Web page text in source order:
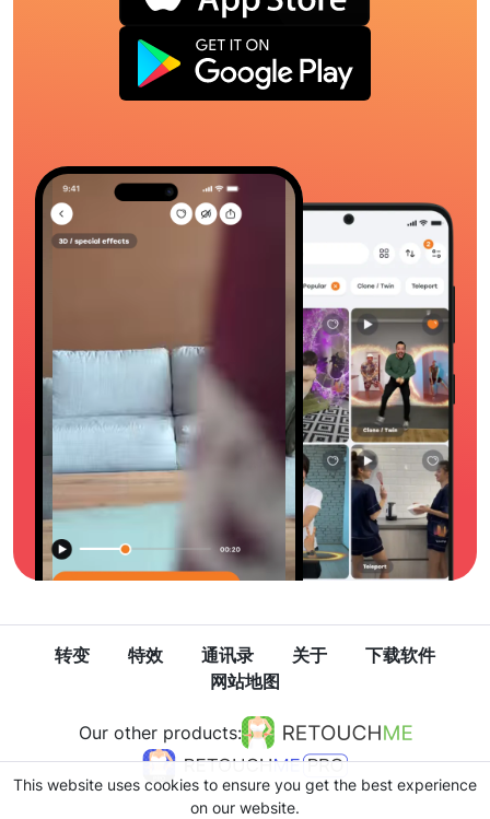
转变 特效 通讯录 关于
下载软件
网站地图
Our other products:
This website uses cookies to ensure you get the best experience
on our website.